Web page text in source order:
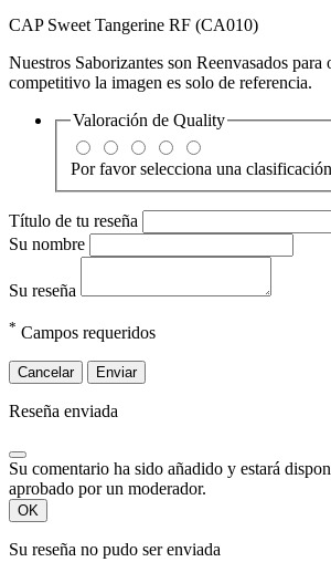
CAP Sweet Tangerine RF (CA010)
Nuestros Saborizantes son Reenvasados
competitivo la imagen es solo de referencia.
Valoración de Quality
Por favor selecciona una
Título de tu reseña
Su nombre
Su reseña
* Campos requeridos
Cancelar Enviar
Reseña enviada
Su comentario ha sido añadido y estará
aprobado por un moderador.
OK
Su reseña no pudo ser enviada